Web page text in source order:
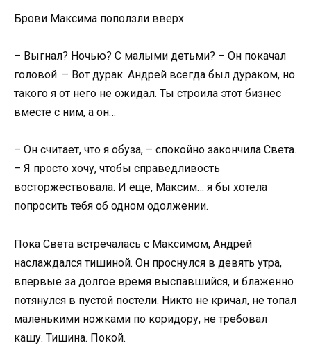
Брови Максима поползли вверх.
– Выгнал? Ночью? С малыми детьми? – Он покачал
головой. – Вот дурак. Андрей всегда был дураком, но
такого я от него не ожидал. Ты строила этот бизнес
вместе с ним, а он…
– Он считает, что я обуза, – спокойно закончила Света.
– Я просто хочу, чтобы справедливость
восторжествовала. И еще, Максим… я бы хотела
попросить тебя об одном одолжении.
Пока Света встречалась с Максимом, Андрей
наслаждался тишиной. Он проснулся в девять утра,
впервые за долгое время выспавшийся, и блаженно
потянулся в пустой постели. Никто не кричал, не топал
маленькими ножками по коридору, не требовал
кашу. Тишина. Покой.